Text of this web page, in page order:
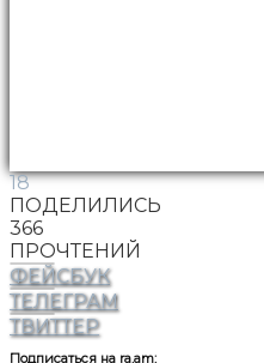
18
ПОДЕЛИЛИСЬ
366
ПРОЧТЕНИЙ
ФЕЙСБУК
ТЕЛЕГРАМ
ТВИТТЕР
Подписаться на ra.am: